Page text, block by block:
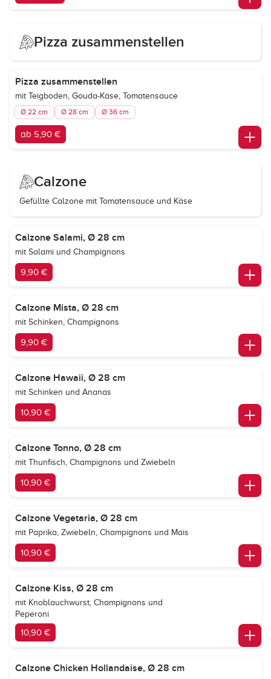
Pizza zusammenstellen
Pizza zusammenstellen
mit Teigboden, Gouda-Käse, Tomatensauce
Ø 22 cm Ø 28 cm Ø 36 cm
ab 5,90 €
Calzone
Gefüllte Calzone mit Tomatensauce und Käse
Calzone Salami, Ø 28 cm
mit Salami und Champignons
9,90 €
Calzone Mista, Ø 28 cm
mit Schinken, Champignons
9,90 €
Calzone Hawaii, Ø 28 cm
mit Schinken und Ananas
10,90 €
Calzone Tonno, Ø 28 cm
mit Thunfisch, Champignons und Zwiebeln
10,90 €
Calzone Vegetaria, Ø 28 cm
mit Paprika, Zwiebeln, Champignons und Mais
10,90 €
Calzone Kiss, Ø 28 cm
mit Knoblauchwurst, Champignons und
Peperoni
10,90 €
Calzone Chicken Hollandaise, Ø 28 cm